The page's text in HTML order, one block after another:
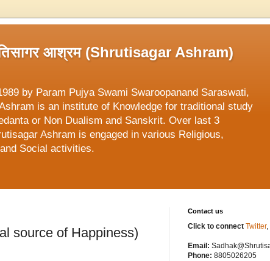
आश्रम (Shrutisagar Ashram)
by Param Pujya Swami Swaroopanand Saraswati,
is an institute of Knowledge for traditional study
or Non Dualism and Sanskrit. Over last 3
Ashram is engaged in various Religious,
Social activities.
source of Happiness)
Contact us
Click to connect Twitter,
Email:
Phone: 8805026205